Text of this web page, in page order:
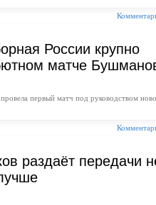
России крупно
матче
первый матч под руководством
раздаёт передачи